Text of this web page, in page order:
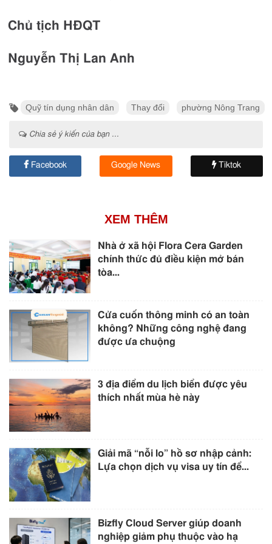
Chủ tịch HĐQT
Nguyễn Thị Lan Anh
Quỹ tín dụng nhân dân Thay đổi phường Nông Trang
Chia sẻ ý kiến của bạn ...
Facebook Google News Tiktok
XEM THÊM
Nhà ở xã hội Flora Cera Garden
chính thức đủ điều kiện mở bán
tòa...
Cửa cuốn thông minh có an toàn
không? Những công nghệ đang
được ưa chuộng
3 địa điểm du lịch biển được yêu
thích nhất mùa hè này
Giải mã “nỗi lo” hồ sơ nhập cảnh:
Lựa chọn dịch vụ visa uy tín để...
Bizfly Cloud Server giúp doanh
nghiệp giảm phụ thuộc vào hạ